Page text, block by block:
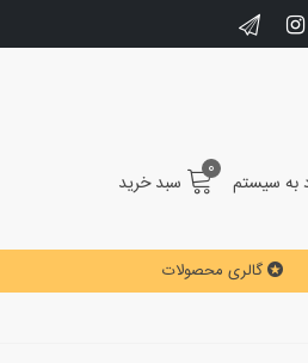
به سیستم 0 سبد خرید
گالری محصولات